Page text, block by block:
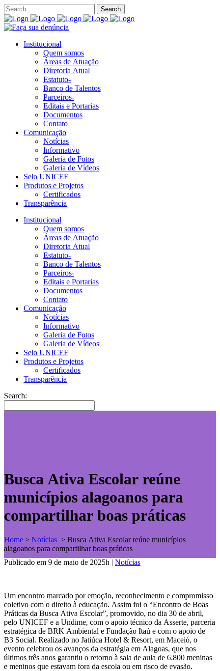
Institucional
Quem somos
Áreas de Atuação
Diretoria Atual
Estatuto-
Banco de Talentos
Parceiros-
Editais e Portarias
Documentos
Contato
Comunicação
Notícias
Informativo
Galeria de Fotos
Galeria de Vídeos
Selo UNICEF
Produtos e Projetos
Certificados
Transparência
Institucional
Quem somos
Áreas de Atuação
Diretoria Atual
Estatuto-
Banco de Talentos
Parceiros-
Editais e Portarias
Documentos
Contato
Comunicação
Notícias
Informativo
Galeria de Fotos
Galeria de Vídeos
Selo UNICEF
Produtos e Projetos
Certificados
Transparência
Search:
Busca Ativa Escolar reúne
municípios alagoanos para
compartilhar boas práticas
Home > Notícias > Busca Ativa Escolar reúne municípios
alagoanos para compartilhar boas práticas
Publicado em 9 de maio de 2025h | Notícias
Um encontro marcado por emoção, reconhecimento e compromisso
coletivo com o direito à educação. Assim foi o “Encontro de Boas
Práticas da Busca Ativa Escolar”, promovido, no dia 30 de abril,
pelo UNICEF e a Undime, com o apoio técnico da Asserte, parceria
estratégica de BRK Ambiental e Fundação Itaú e com o apoio de
B3 Social. Realizado no Jatiúca Hotel & Resort, em Maceió, o
evento celebrou os avanços da estratégia em Alagoas, que nos
últimos três anos garantiu o retorno à sala de aula de 6.800 meninas
e meninos que estavam fora da escola ou em risco de evasão.